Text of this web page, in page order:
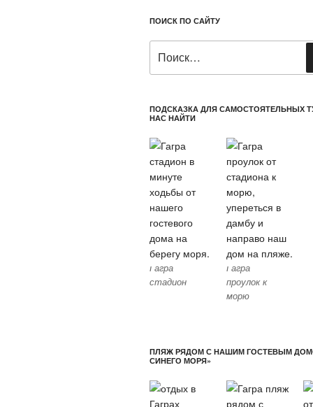
ПОИСК ПО САЙТУ
ПОДСКАЗКА ДЛЯ САМОСТОЯТЕЛЬНЫХ
НАС НАЙТИ
Гагра
стадион
Гагра
проулок к
морю
ПЛЯЖ РЯДОМ С НАШИМ ГОСТЕВЫМ
СИНЕГО МОРЯ»